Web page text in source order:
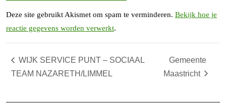
Deze site gebruikt Akismet om spam te verminderen. Bekijk hoe je
reactie gegevens worden verwerkt.
WIJK SERVICE PUNT – SOCIAAL
TEAM NAZARETH/LIMMEL
Gemeente
Maastricht